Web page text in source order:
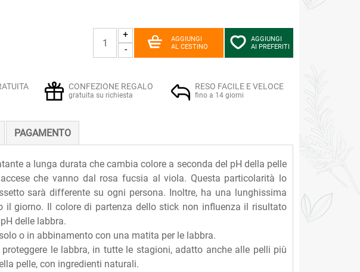
+
-
AGGIUNGI
AL CESTINO
AGGIUNGI
AI PREFERITI
CONFEZIONE REGALO
gratuita su richiesta
RESO FACILE E VELOCE
fino a 14 giorni
PAGAMENTO
a lunga durata che cambia colore a seconda del pH della pelle
che vanno dal rosa fucsia al viola. Questa particolarità lo
sarà differente su ogni persona. Inoltre, ha una lunghissima
il giorno. Il colore di partenza dello stick non influenza il risultato
delle labbra.
o in abbinamento con una matita per le labbra.
le labbra, in tutte le stagioni, adatto anche alle pelli più
pelle, con ingredienti naturali.